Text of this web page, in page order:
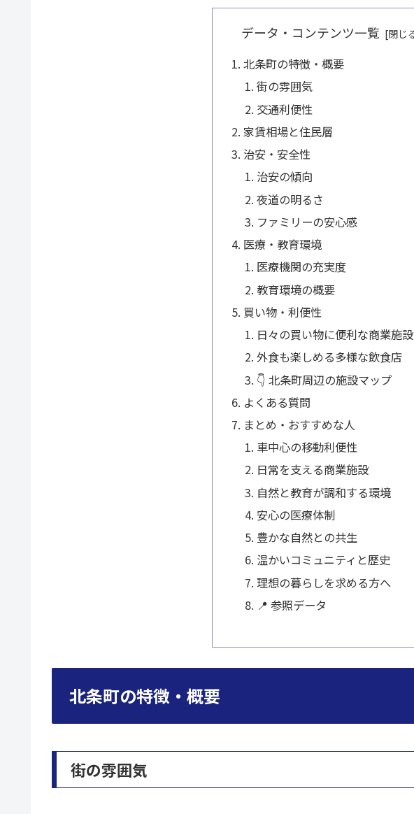
データ・コンテンツ一覧
北条町の特徴・概要
街の雰囲気
交通利便性
家賃相場と住民層
治安・安全性
治安の傾向
夜道の明るさ
ファミリーの安心感
医療・教育環境
医療機関の充実度
教育環境の概要
買い物・利便性
日々の買い物に便利な商業施設
外食も楽しめる多様な飲食店
👇 北条町周辺の施設マップ
よくある質問
まとめ・おすすめな人
車中心の移動利便性
日常を支える商業施設
自然と教育が調和する環境
安心の医療体制
豊かな自然との共生
温かいコミュニティと歴史
理想の暮らしを求める方へ
📍 参照データ
北条町の特徴・概要
街の雰囲気